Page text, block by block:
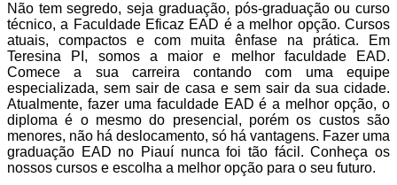
Não tem segredo, seja graduação, pós-graduação ou curso
técnico, a Faculdade Eficaz EAD é a melhor opção. Cursos
atuais, compactos e com muita ênfase na prática. Em
Teresina PI , somos a maior e melhor faculdade EAD.
Comece a sua carreira contando com uma equipe
especializada, sem sair de casa e sem sair da sua cidade.
Atualmente, fazer uma faculdade EAD é a melhor opção, o
diploma é o mesmo do presencial, porém os custos são
menores, não há deslocamento, só há vantagens. Fazer uma
graduação EAD no Piauí nunca foi tão fácil. Conheça os
nossos cursos e escolha a melhor opção para o seu futuro.